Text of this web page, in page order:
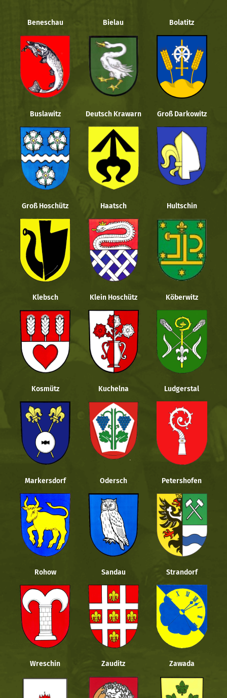
Beneschau Bielau Bolatitz
Buslawitz Deutsch Krawarn Groß Darkowitz
Groß Hoschütz Haatsch Hultschin
Klebsch Klein Hoschütz Köberwitz
Kosmütz Kuchelna Ludgerstal
Markersdorf Odersch Petershofen
Rohow Sandau Strandorf
Wreschin Zauditz Zawada